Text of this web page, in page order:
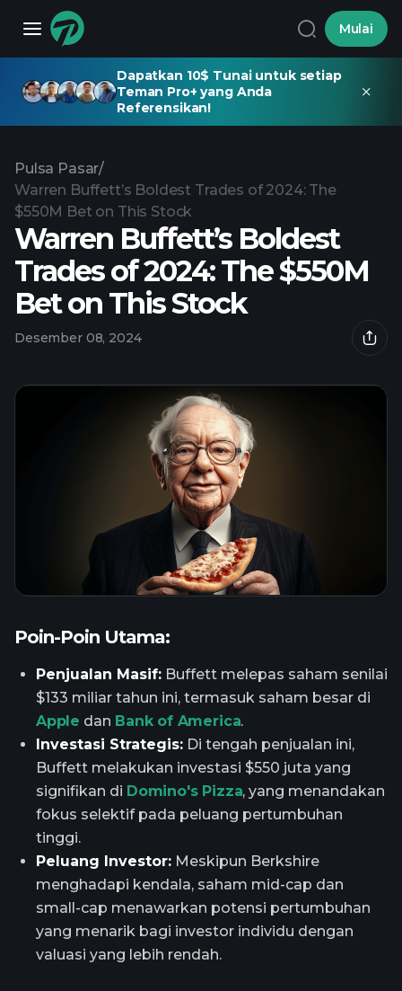
Mulai
Dapatkan 10$ Tunai untuk setiap
Teman Pro+ yang Anda
Referensikan!
Pulsa Pasar/
Warren Buffett’s Boldest Trades of 2024: The
$550M Bet on This Stock
Warren Buffett’s Boldest
Trades of 2024: The $550M
Bet on This Stock
Desember 08, 2024
Poin-Poin Utama:
Penjualan Masif: Buffett melepas saham senilai
$133 miliar tahun ini, termasuk saham besar di
Apple dan Bank of America.
Investasi Strategis: Di tengah penjualan ini,
Buffett melakukan investasi $550 juta yang
signifikan di Domino's Pizza, yang menandakan
fokus selektif pada peluang pertumbuhan
tinggi.
Peluang Investor: Meskipun Berkshire
menghadapi kendala, saham mid-cap dan
small-cap menawarkan potensi pertumbuhan
yang menarik bagi investor individu dengan
valuasi yang lebih rendah.